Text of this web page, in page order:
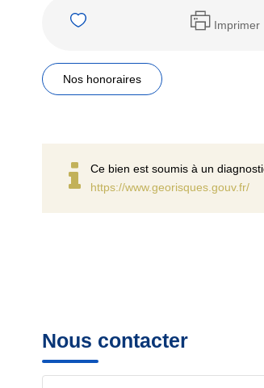
Imprimer
Nos honoraires
Ce bien est soumis à un
https://www.georisques.gouv.fr/
Nous contacter